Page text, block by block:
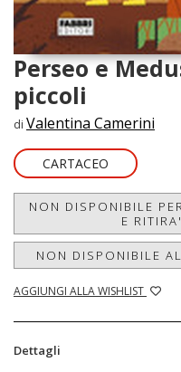
Perseo e
piccoli
di Valentina Camerini
CARTACEO
NON DISPONIBILE
E RITIRA'
NON DISPONIBILE
AGGIUNGI ALLA WISHLIST
Dettagli